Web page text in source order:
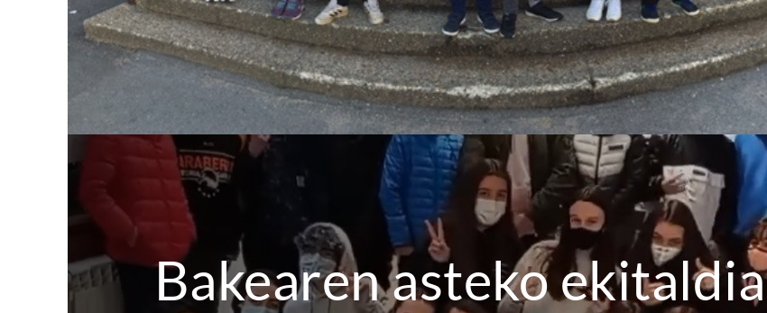
Bakearen asteko ekitaldia